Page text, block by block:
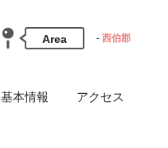
Area 西伯郡
基本情報 アクセス